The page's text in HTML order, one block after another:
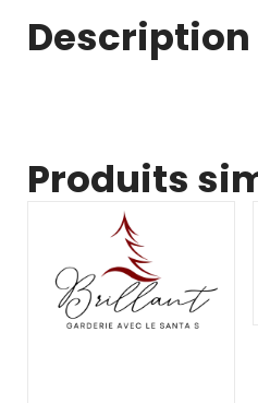
Description
Produits